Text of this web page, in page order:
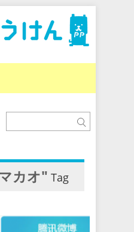
カオ" Tag